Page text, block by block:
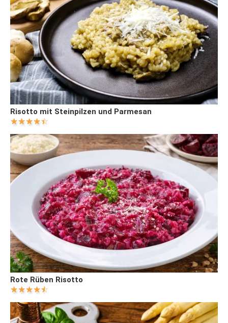
Risotto mit Steinpilzen und Parmesan
Rote Rüben Risotto